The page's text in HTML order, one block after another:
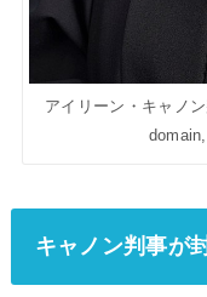
アイリーン・キャノ
キャノン判事が